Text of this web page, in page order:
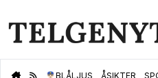
👮🏻‍♂️BLÅLJUS ÅSIKTER